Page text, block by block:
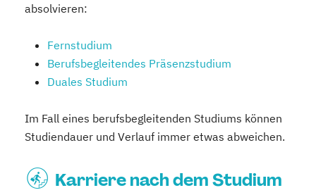
absolvieren:
Fernstudium
Berufsbegleitendes Präsenzstudium
Duales Studium
Im Fall eines berufsbegleitenden Studiums können
Studiendauer und Verlauf immer etwas abweichen.
Karriere nach dem Studium